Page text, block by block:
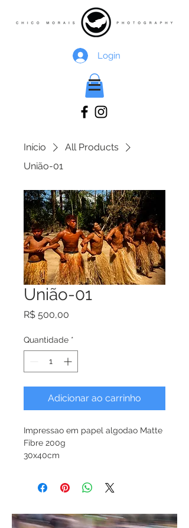
Login
Início
All Products
União-01
União-01
R$ 500,00
Quantidade *
Adicionar ao carrinho
Impressao em papel algodao Matte
Fibre 200g
30x40cm